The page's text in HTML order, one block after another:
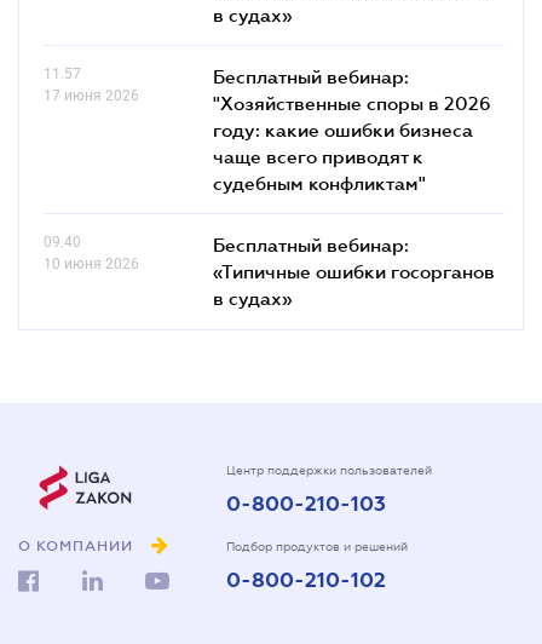
в судах»
11.57
17 июня 2026
Бесплатный вебинар:
"Хозяйственные споры в 2026
году: какие ошибки бизнеса
чаще всего приводят к
судебным конфликтам"
09.40
10 июня 2026
Бесплатный вебинар:
«Типичные ошибки госорганов
в судах»
О КОМПАНИИ
Центр поддержки пользователей
0-800-210-103
Подбор продуктов и решений
0-800-210-102